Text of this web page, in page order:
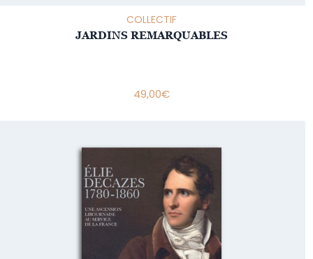
COLLECTIF
JARDINS REMARQUABLES
49,00€